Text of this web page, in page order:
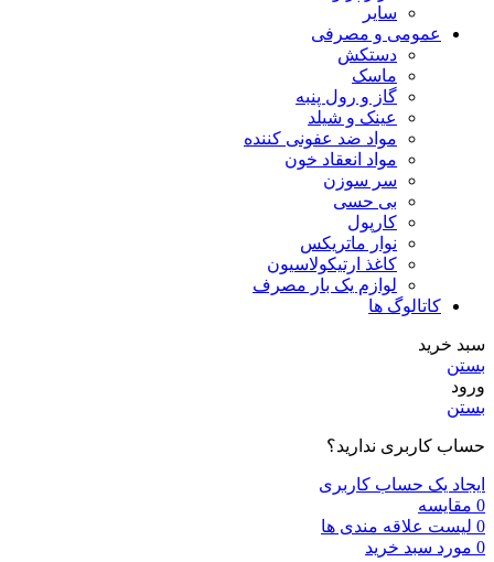
سایر
عمومی و مصرفی
دستکش
ماسک
گاز و رول پنبه
عینک و شیلد
مواد ضد عفونی کننده
مواد انعقاد خون
سر سوزن
بی حسی
کارپول
نوار ماتریکس
کاغذ ارتیکولاسیون
لوازم یک بار مصرف
کاتالوگ ها
سبد خرید
بستن
ورود
بستن
حساب کاربری ندارید؟
ایجاد یک حساب کاربری
0 مقايسه
0 لیست علاقه مندی ها
0 مورد سبد خرید